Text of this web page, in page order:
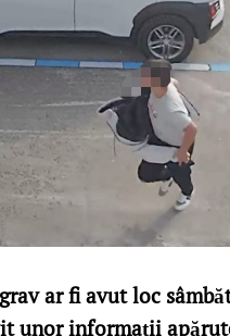
ar fi avut loc
unor informații